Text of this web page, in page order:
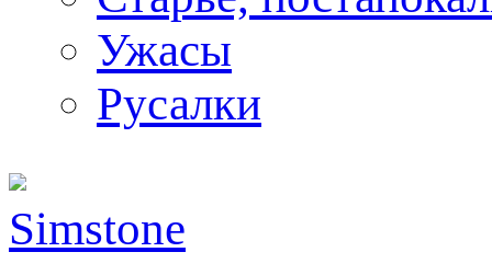
Ужасы
Русалки
Simstone